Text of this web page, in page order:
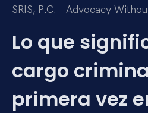
SRIS, P.C. – Advocacy
Lo que
cargo
primera vez